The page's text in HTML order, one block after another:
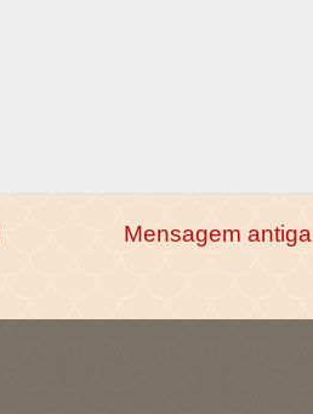
Mensagem antiga